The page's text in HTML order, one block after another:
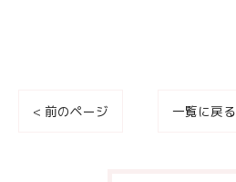
< 前のページ 一覧に戻る